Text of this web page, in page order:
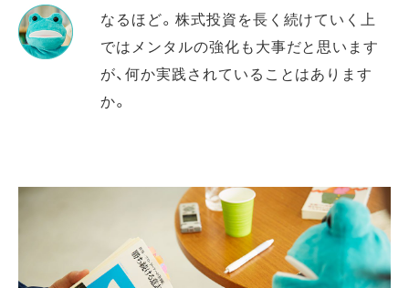
なるほど。株式投資を長く続けていく上
ではメンタルの強化も大事だと思います
が、何か実践されていることはあります
か。